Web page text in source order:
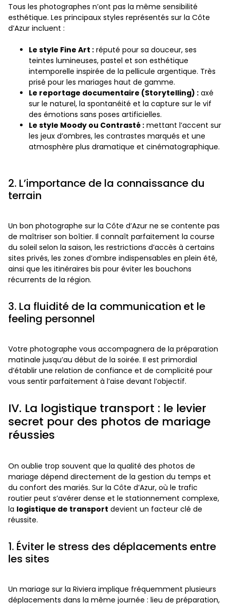
Tous les photographes n’ont pas la même sensibilité
esthétique. Les principaux styles représentés sur la Côte
d’Azur incluent :
Le style Fine Art : réputé pour sa douceur, ses
teintes lumineuses, pastel et son esthétique
intemporelle inspirée de la pellicule argentique. Très
prisé pour les mariages haut de gamme.
Le reportage documentaire (Storytelling) : axé
sur le naturel, la spontanéité et la capture sur le vif
des émotions sans poses artificielles.
Le style Moody ou Contrasté : mettant l’accent sur
les jeux d’ombres, les contrastes marqués et une
atmosphère plus dramatique et cinématographique.
2. L’importance de la connaissance du
terrain
Un bon photographe sur la Côte d’Azur ne se contente pas
de maîtriser son boîtier. Il connaît parfaitement la course
du soleil selon la saison, les restrictions d’accès à certains
sites privés, les zones d’ombre indispensables en plein été,
ainsi que les itinéraires bis pour éviter les bouchons
récurrents de la région.
3. La fluidité de la communication et le
feeling personnel
Votre photographe vous accompagnera de la préparation
matinale jusqu’au début de la soirée. Il est primordial
d’établir une relation de confiance et de complicité pour
vous sentir parfaitement à l’aise devant l’objectif.
IV. La logistique transport : le levier
secret pour des photos de mariage
réussies
On oublie trop souvent que la qualité des photos de
mariage dépend directement de la gestion du temps et
du confort des mariés. Sur la Côte d’Azur, où le trafic
routier peut s’avérer dense et le stationnement complexe,
la logistique de transport devient un facteur clé de
réussite.
1. Éviter le stress des déplacements entre
les sites
Un mariage sur la Riviera implique fréquemment plusieurs
déplacements dans la même journée : lieu de préparation,